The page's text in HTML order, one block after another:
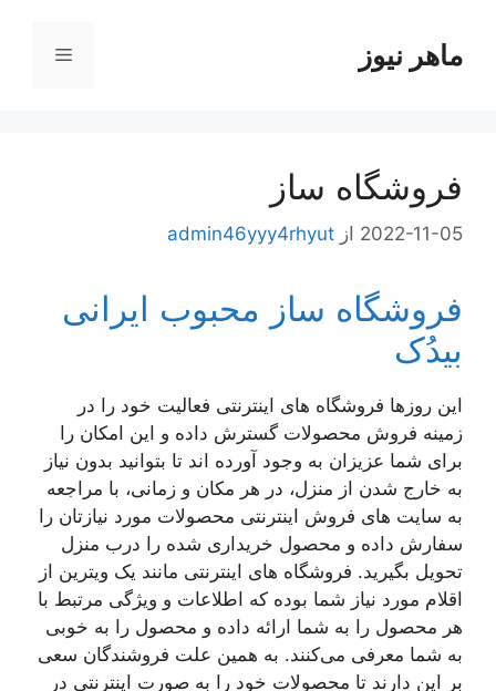
محتواماهر نیوز فهرست
فروشگاه ساز
2022-11-05 از admin46yyy4rhyut
فروشگاه ساز محبوب ایرانی
بیدُک
این روز‌ها فروشگاه های اینترنتی فعالیت خود را در
زمینه فروش محصولات گسترش داده و این امکان را
برای شما عزیزان به وجود آورده اند تا بتوانید بدون نیاز
به خارج شدن از منزل، در هر مکان و زمانی، با مراجعه
به سایت های فروش اینترنتی محصولات مورد نیازتان را
سفارش داده و محصول خریداری شده را درب منزل
تحویل بگیرید. فروشگاه های اینترنتی مانند یک ویترین از
اقلام مورد نیاز شما بوده که اطلاعات و ویژگی مرتبط با
هر محصول را به شما ارائه داده و محصول را به خوبی
به شما معرفی می‌کنند. به همین علت فروشندگان سعی
بر این دارند تا محصولات خود را به صورت اینترنتی در